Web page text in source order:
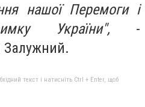
нашої Перемоги і
України", -
Залужний.
текст і натисніть Ctrl + Enter, щоб